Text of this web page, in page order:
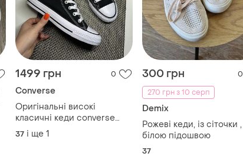
1499 грн 0
Converse
Оригінальні високі
класичні кеди converse
new
37 і ще 1
300 грн
0
270 грн з 10 серп
Demix
Рожеві кеди, із сіточки
білою підошвою
37